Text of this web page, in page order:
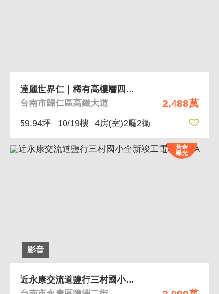
2,488萬
達麗世界仁｜稀有高樓層四房雙平車
台南市歸仁區高鐵大道
59.94坪 10/19樓 4房(室)2廳2衛
影音
黃金
曝光
近永康交流道鹽行三村國小全新竣工電梯豪墅A